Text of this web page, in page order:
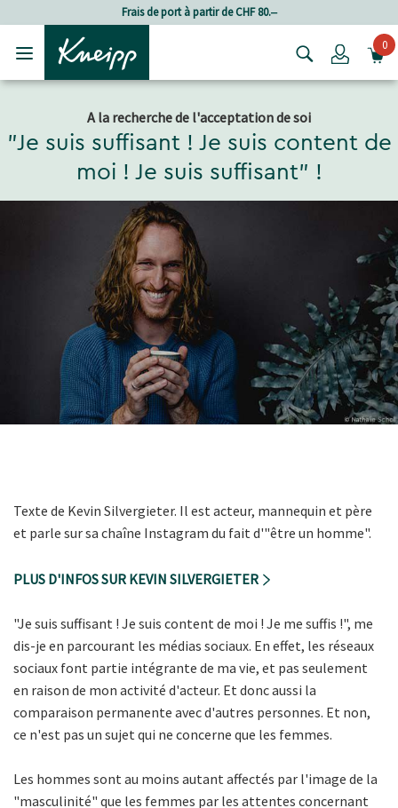
Passer au contenu principal
Passer au contenu du pied de page
Frais de port à partir de CHF 80.‒
Login0
A la recherche de l'acceptation de soi
"Je suis suffisant ! Je suis content de
moi ! Je suis suffisant" !
Texte de Kevin Silvergieter. Il est acteur, mannequin et père
et parle sur sa chaîne Instagram du fait d'"être un homme".
PLUS D'INFOS SUR KEVIN SILVERGIETER
"Je suis suffisant ! Je suis content de moi ! Je me suffis !", me
dis-je en parcourant les médias sociaux. En effet, les réseaux
sociaux font partie intégrante de ma vie, et pas seulement
en raison de mon activité d'acteur. Et donc aussi la
comparaison permanente avec d'autres personnes. Et non,
ce n'est pas un sujet qui ne concerne que les femmes.
Les hommes sont au moins autant affectés par l'image de la
"masculinité" que les femmes par les attentes concernant